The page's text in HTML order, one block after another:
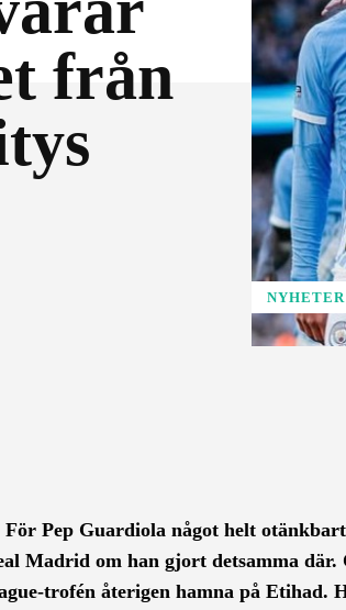
från
NYHETER
Pep Guardiola något helt
Madrid om han gjort detsamma
trofén återigen hamna på Etihad.